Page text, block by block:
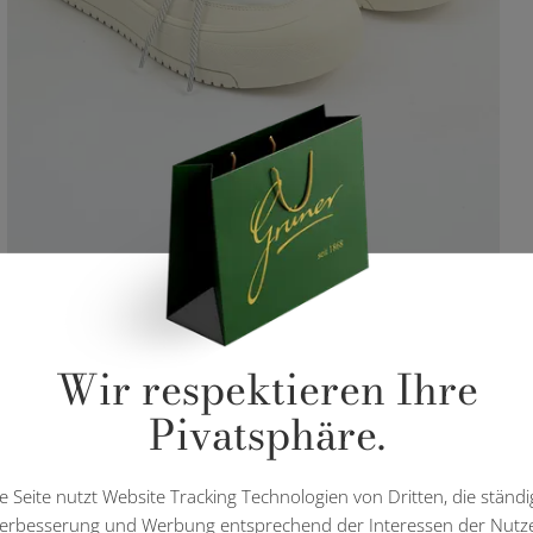
Wir respektieren Ihre
Pivatsphäre.
Seite nutzt Website Tracking Technologien von Dritten, die
und Werbung entsprechend der Interessen der